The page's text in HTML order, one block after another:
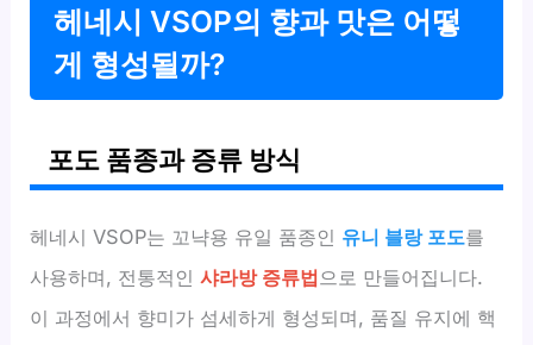
헤네시 VSOP의 향과 맛은 어떻
게 형성될까?
포도 품종과 증류 방식
헤네시 VSOP는 꼬냑용 유일 품종인 유니 블랑 포도를
사용하며, 전통적인샤라방 증류법으로 만들어집니다.
이 과정에서 향미가 섬세하게 형성되며, 품질 유지에 핵